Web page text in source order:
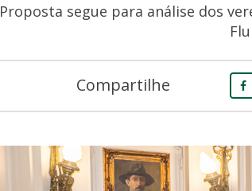
Proposta segue para análise dos
Compartilhe